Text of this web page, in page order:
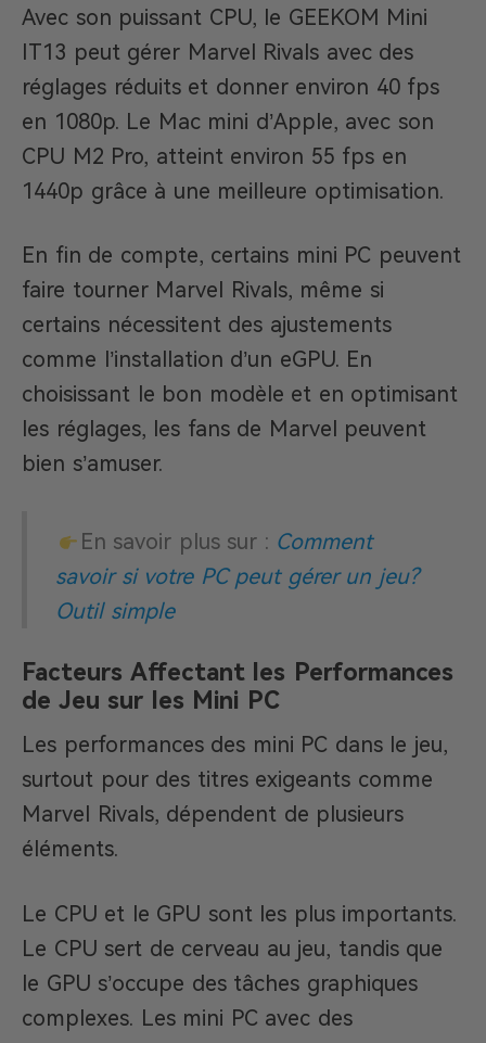
Avec son puissant CPU, le GEEKOM Mini
IT13 peut gérer Marvel Rivals avec des
réglages réduits et donner environ 40 fps
en 1080p. Le Mac mini d’Apple, avec son
CPU M2 Pro, atteint environ 55 fps en
1440p grâce à une meilleure optimisation.
En fin de compte, certains mini PC peuvent
faire tourner Marvel Rivals, même si
certains nécessitent des ajustements
comme l’installation d’un eGPU. En
choisissant le bon modèle et en optimisant
les réglages, les fans de Marvel peuvent
bien s’amuser.
En savoir plus sur : Comment
savoir si votre PC peut gérer un jeu?
Outil simple
Facteurs Affectant les Performances
de Jeu sur les Mini PC
Les performances des mini PC dans le jeu,
surtout pour des titres exigeants comme
Marvel Rivals, dépendent de plusieurs
éléments.
Le CPU et le GPU sont les plus importants.
Le CPU sert de cerveau au jeu, tandis que
le GPU s’occupe des tâches graphiques
complexes. Les mini PC avec des